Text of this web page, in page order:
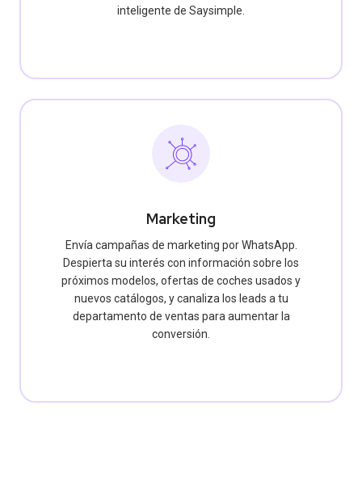
inteligente de Saysimple.
Marketing
Envía campañas de marketing por WhatsApp.
Despierta su interés con información sobre los
próximos modelos, ofertas de coches usados ​​y
nuevos catálogos, y canaliza los leads a tu
departamento de ventas para aumentar la
conversión.